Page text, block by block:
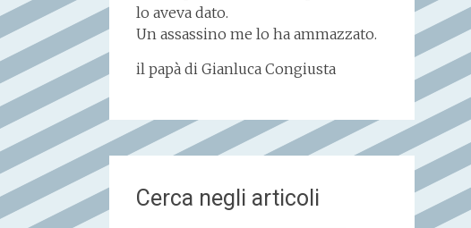
lo aveva dato.
Un assassino me lo ha ammazzato.
il papà di Gianluca Congiusta
Cerca negli articoli